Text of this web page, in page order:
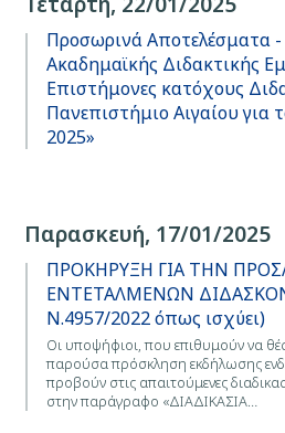
Προσωρινά Αποτελέσματα
Ακαδημαϊκής Διδακτικής
Επιστήμονες κατόχους
Πανεπιστήμιο Αιγαίου για
2025»
Παρασκευή, 17/01/2025
ΠΡΟΚΗΡΥΞΗ ΓΙΑ ΤΗΝ
ΕΝΤΕΤΑΛΜΕΝΩΝ
Ν.4957/2022 όπως ισχύει)
Οι υποψήφιοι, που επιθυμούν να
παρούσα πρόσκληση εκδήλωσης
προβούν στις απαιτούμενες
στην παράγραφο «ΔΙΑΔΙΚΑΣΙΑ…